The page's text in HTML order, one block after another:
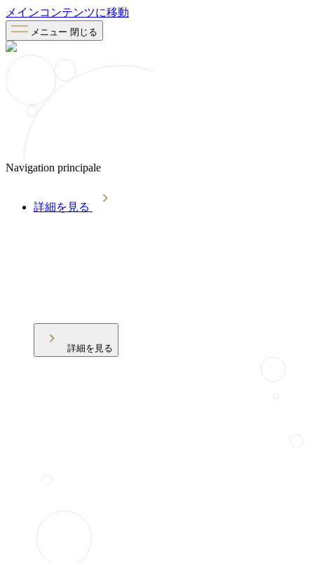
メインコンテンツに移動
メニュー 閉じる
Navigation principale
詳細を見る
詳細を見る